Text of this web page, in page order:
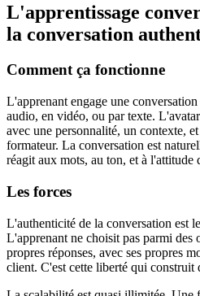
L'apprentissage
la conversation
Comment ça fonctionne
L'apprenant engage une
audio, en vidéo, ou par texte.
avec une personnalité, un contexte,
formateur. La conversation est
réagit aux mots, au ton, et à l'attitude
Les forces
L'authenticité de la conversation est
L'apprenant ne choisit pas parmi
propres réponses, avec ses propres
client. C'est cette liberté qui construit